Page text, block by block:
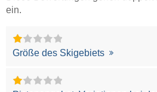
ein.
Größe des Skigebiets